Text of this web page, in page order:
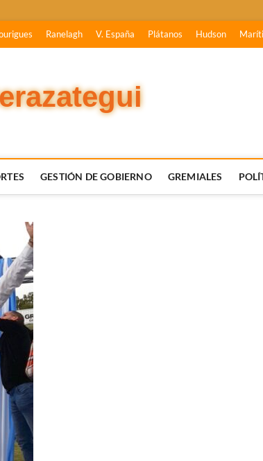
Ranelagh V. España Plátanos Hudson
GESTIÓN DE GOBIERNO GREMIALES